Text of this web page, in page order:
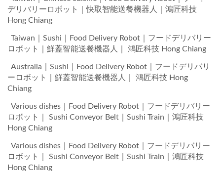
デリバリーロボット｜快取智能送餐機器人｜鴻匠科技
Hong Chiang
Taiwan｜Sushi｜Food Delivery Robot｜フードデリバリー
ロボット｜鮮蓋智能送餐機器人｜ 鴻匠科技 Hong Chiang
Australia｜Sushi｜Food Delivery Robot｜フードデリバリ
ーロボット｜鮮蓋智能送餐機器人｜ 鴻匠科技 Hong
Chiang
Various dishes｜Food Delivery Robot｜フードデリバリー
ロボット｜ Sushi Conveyor Belt｜Sushi Train｜鴻匠科技
Hong Chiang
Various dishes｜Food Delivery Robot｜フードデリバリー
ロボット｜ Sushi Conveyor Belt｜Sushi Train｜鴻匠科技
Hong Chiang